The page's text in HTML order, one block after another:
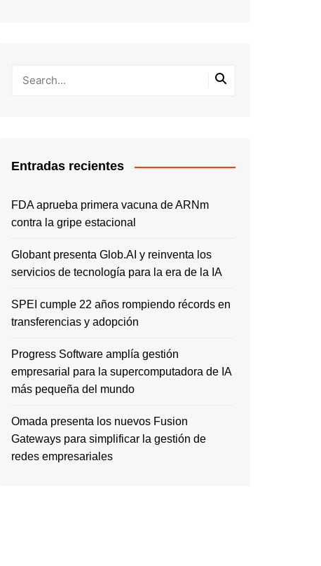
Entradas recientes
FDA aprueba primera vacuna de ARNm
contra la gripe estacional
Globant presenta Glob.AI y reinventa los
servicios de tecnología para la era de la IA
SPEI cumple 22 años rompiendo récords en
transferencias y adopción
Progress Software amplía gestión
empresarial para la supercomputadora de IA
más pequeña del mundo
Omada presenta los nuevos Fusion
Gateways para simplificar la gestión de
redes empresariales